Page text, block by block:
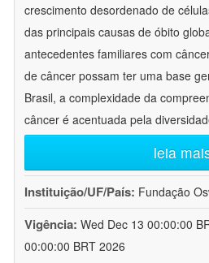
crescimento desordenado de
das principais causas de óbito
antecedentes familiares com
de câncer possam ter uma base
Brasil, a complexidade da
câncer é acentuada pela
leia
Instituição/UF/País: Fundação
Vigência: Wed Dec 13 00:00:00
00:00:00 BRT 2026